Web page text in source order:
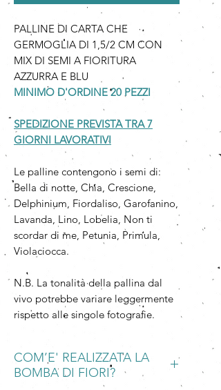
PALLINE DI CARTA CHE
GERMOGLIA DI 1,5/2 CM CON
MIX DI SEMI A FIORITURA
AZZURRA E BLU
MINIMO D'ORDINE 20 PEZZI
SPEDIZIONE PREVISTA TRA 7
GIORNI LAVORATIVI
Le palline contengono i semi di:
Bella di notte, Chia, Crescione,
Delphinium, Fiordaliso, Garofanino,
Lavanda, Lino, Lobelia, Non ti
scordar di me, Petunia, Primula,
Violaciocca.
N.B. La tonalità della pallina dal
vivo potrebbe variare leggermente
rispetto alle singole fotografie.
COM’E' REALIZZATA LA
BOMBA DI FIORI?